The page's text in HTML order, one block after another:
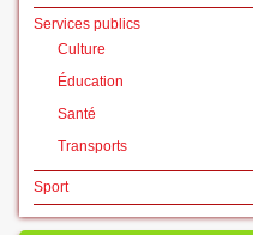
Services publics
Culture
Éducation
Santé
Transports
Sport